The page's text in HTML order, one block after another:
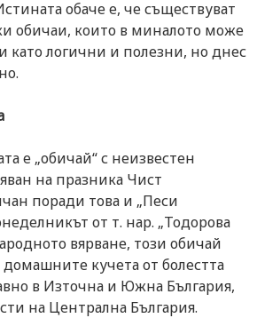
обаче е, че съществуват
обичаи, които в миналото може
като логични и полезни, но днес
е „обичай“ с неизвестен
на празника Чист
поради това и „Песи
от т. нар. „Тодорова
вярване, този обичай
кучета от болестта
в Източна и Южна България,
на Централна България.